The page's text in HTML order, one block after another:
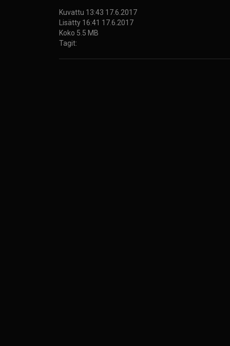
Kuvattu 13:43 17.6.2017
Lisätty 16:41 17.6.2017
Koko 5.5 MB
Tagit: